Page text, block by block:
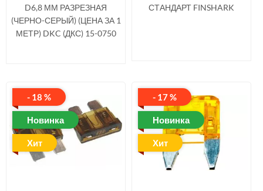
D6,8 ММ РАЗРЕЗНАЯ
(ЧЕРНО-СЕРЫЙ) (ЦЕНА ЗА 1
МЕТР) DKC (ДКС) 15-0750
СТАНДАРТ FINSHARK
- 18 %
Новинка
Хит
- 17 %
Новинка
Хит